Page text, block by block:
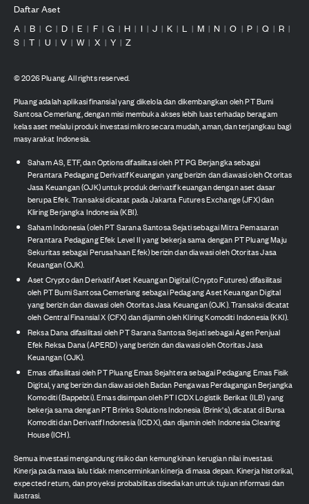
Daftar Aset
A | B | C | D | E | F | G | H | I | J | K | L | M | N | O | P | Q | R |
S | T | U | V | W | X | Y | Z
©2026Pluang. All rights reserved.
Pluang adalah aplikasi finansial yang dikelola dan dikembangkan oleh PT Bumi
Santosa Cemerlang, dengan misi membuka akses lebih luas terhadap beragam
kelas aset melalui produk investasi mikro secara mudah, aman, dan terjangkau bagi
masyarakat Indonesia.
Saham AS, ETF, dan Options difasilitasi oleh PT PG Berjangka sebagai
Perantara Pedagang Derivatif Keuangan yang berizin dan diawasi oleh Otoritas
Jasa Keuangan (OJK) untuk produk derivatif keuangan dengan aset dasar
berupa Efek. Transaksi dicatat pada Jakarta Futures Exchange (JFX) dan
Kliring Berjangka Indonesia (KBI).
Saham Indonesia (oleh PT Sarana Santosa Sejati sebagai Mitra Pemasaran
Perantara Pedagang Efek Level II yang bekerja sama dengan PT Pluang Maju
Sekuritas sebagai Perusahaan Efek) berizin dan diawasi oleh Otoritas Jasa
Keuangan (OJK).
Aset Crypto dan Derivatif Aset Keuangan Digital (Crypto Futures) difasilitasi
oleh PT Bumi Santosa Cemerlang sebagai Pedagang Aset Keuangan Digital
yang berizin dan diawasi oleh Otoritas Jasa Keuangan (OJK). Transaksi dicatat
oleh Central Finansial X (CFX) dan dijamin oleh Kliring Komoditi Indonesia (KKI).
Reksa Dana difasilitasi oleh PT Sarana Santosa Sejati sebagai Agen Penjual
Efek Reksa Dana (APERD) yang berizin dan diawasi oleh Otoritas Jasa
Keuangan (OJK).
Emas difasilitasi oleh PT Pluang Emas Sejahtera sebagai Pedagang Emas Fisik
Digital, yang berizin dan diawasi oleh Badan Pengawas Perdagangan Berjangka
Komoditi (Bappebti). Emas disimpan oleh PT ICDX Logistik Berikat (ILB) yang
bekerja sama dengan PT Brinks Solutions Indonesia (Brink's), dicatat di Bursa
Komoditi dan Derivatif Indonesia (ICDX), dan dijamin oleh Indonesia Clearing
House (ICH).
Semua investasi mengandung risiko dan kemungkinan kerugian nilai investasi.
Kinerja pada masa lalu tidak mencerminkan kinerja di masa depan. Kinerja historikal,
expected return, dan proyeksi probabilitas disediakan untuk tujuan informasi dan
ilustrasi.